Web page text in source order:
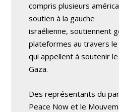
compris plusieurs
soutien à la gauche
israélienne, soutiennent
plateformes au travers le
qui appellent à soutenir
Gaza.
Des représentants du
Peace Now et le